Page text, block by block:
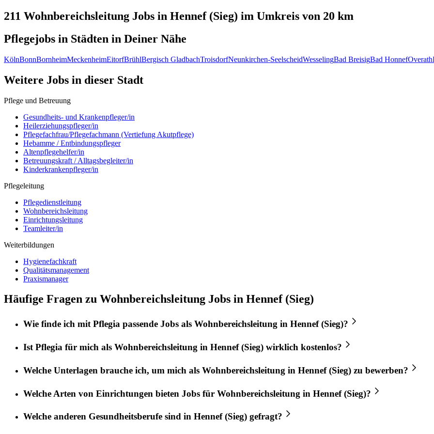
211 Wohnbereichsleitung Jobs in Hennef (Sieg) im Umkreis von 20 km
Pflegejobs in Städten in Deiner Nähe
KölnBonnBornheimMeckenheimEitorfBrühlBergisch GladbachTroisdorfNeunkirchen-SeelscheidWesselingBad BreisigBad HonnefOverath
Weitere Jobs in dieser Stadt
Pflege und Betreuung
Gesundheits- und Krankenpfleger/in
Heilerziehungspfleger/in
Pflegefachfrau/Pflegefachmann (Vertiefung Akutpflege)
Hebamme / Entbindungspfleger
Altenpflegehelfer/in
Betreuungskraft / Alltagsbegleiter/in
Kinderkrankenpfleger/in
Pflegeleitung
Pflegedienstleitung
Wohnbereichsleitung
Einrichtungsleitung
Teamleiter/in
Weiterbildungen
Hygienefachkraft
Qualitätsmanagement
Praxismanager
Häufige Fragen zu Wohnbereichsleitung Jobs in Hennef (Sieg)
Wie finde ich mitPflegia passende Jobs als Wohnbereichsleitung in Hennef (Sieg)?
Ist Pflegia für mich als Wohnbereichsleitung in Hennef (Sieg) wirklich kostenlos?
Welche Unterlagen brauche ich, um mich als Wohnbereichsleitung in Hennef (Sieg) zu bewerben?
Welche Arten von Einrichtungen bieten Jobs für Wohnbereichsleitung in Hennef (Sieg)?
Welche anderen Gesundheitsberufe sind in Hennef (Sieg) gefragt?